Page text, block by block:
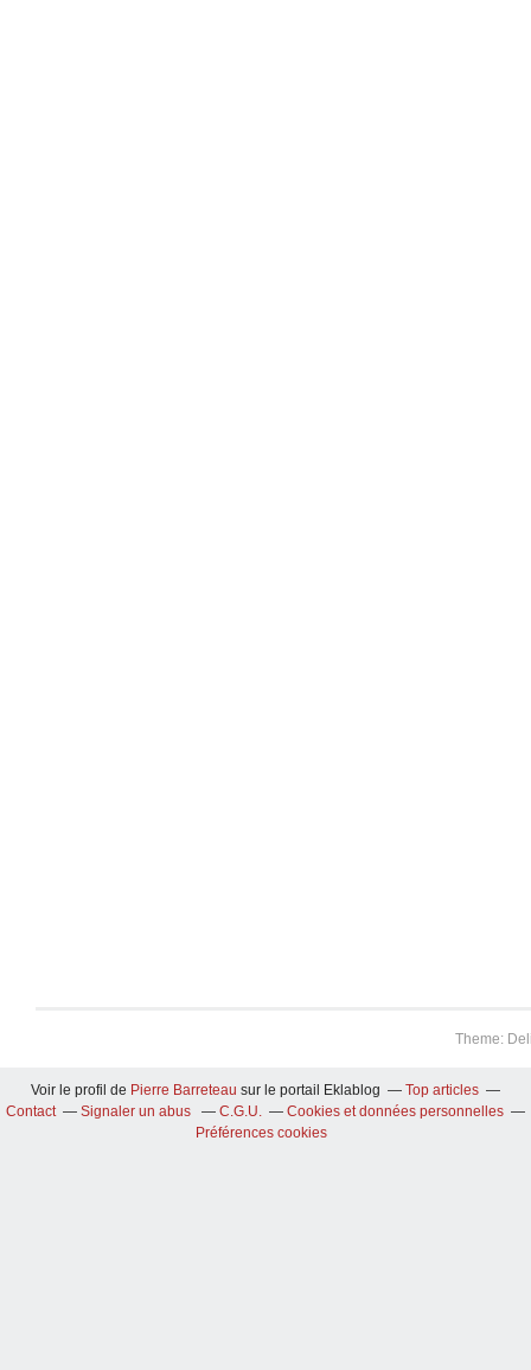
Theme:
Voir le profil de Pierre Barreteau sur le portail Eklablog
Top articles
Contact
Signaler un abus C.G.U.
Cookies et données personnelles
Préférences cookies